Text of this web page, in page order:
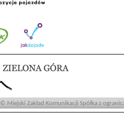
© Miejski Zakład Komunikacji Spółka z